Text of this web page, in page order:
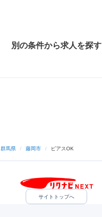
別の条件から求人を探す
群馬県 / 藤岡市 / ピアスOK
サイトトップへ